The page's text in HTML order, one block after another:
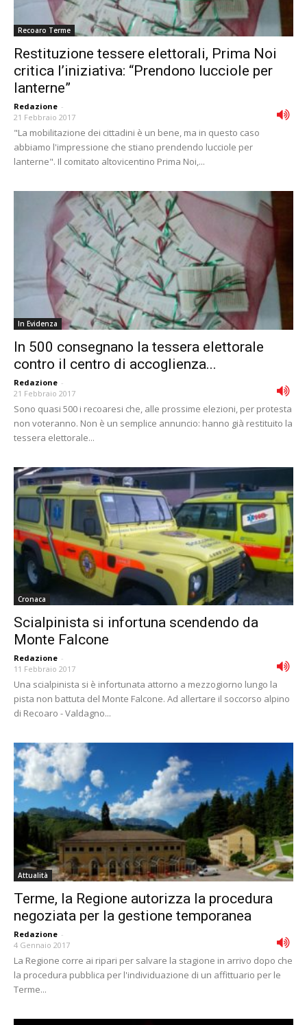
Recoaro Terme
Restituzione tessere elettorali, Prima Noi
critica l’iniziativa: “Prendono lucciole per
lanterne”
Redazione -
21 Febbraio 2017
"La mobilitazione dei cittadini è un bene, ma in questo caso
abbiamo l'impressione che stiano prendendo lucciole per
lanterne". Il comitato altovicentino Prima Noi,...
In Evidenza
In 500 consegnano la tessera elettorale
contro il centro di accoglienza...
Redazione -
21 Febbraio 2017
Sono quasi 500 i recoaresi che, alle prossime elezioni, per protesta
non voteranno. Non è un semplice annuncio: hanno già restituito la
tessera elettorale...
Cronaca
Scialpinista si infortuna scendendo da
Monte Falcone
Redazione -
11 Febbraio 2017
Una scialpinista si è infortunata attorno a mezzogiorno lungo la
pista non battuta del Monte Falcone. Ad allertare il soccorso alpino
di Recoaro - Valdagno...
Attualità
Terme, la Regione autorizza la procedura
negoziata per la gestione temporanea
Redazione -
4 Gennaio 2017
La Regione corre ai ripari per salvare la stagione in arrivo dopo che
la procedura pubblica per l'individuazione di un affittuario per le
Terme...